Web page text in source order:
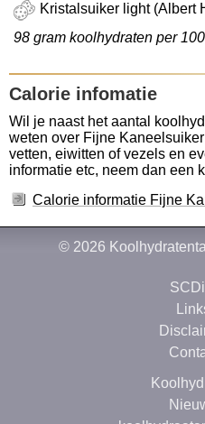
Kristalsuiker light (Albert
98 gram koolhydraten per
Calorie infomatie
Wil je naast het aantal
weten over Fijne
vetten, eiwitten of vezels en
informatie etc, neem dan een
Calorie informatie Fijne
© 2026